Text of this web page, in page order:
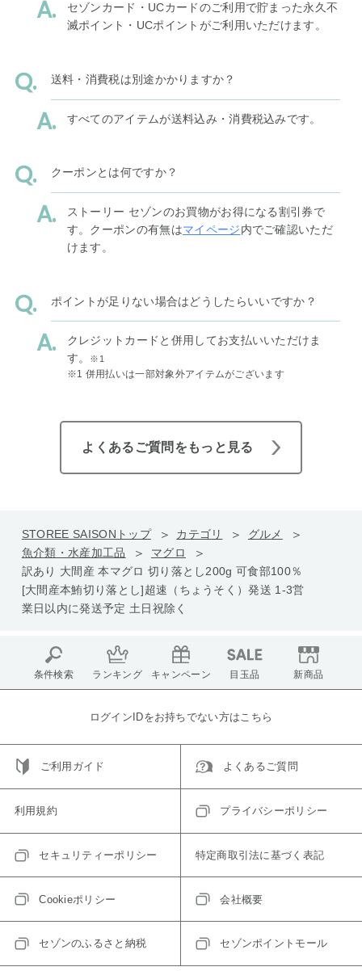
セゾンカード・UCカードのご利用で貯まった永久不
滅ポイント・UCポイントがご利用いただけます。
送料・消費税は別途かかりますか？
すべてのアイテムが送料込み・消費税込みです。
クーポンとは何ですか？
ストーリー セゾンのお買物がお得になる割引券で
す。クーポンの有無はマイページ内でご確認いただ
けます。
ポイントが足りない場合はどうしたらいいですか？
クレジットカードと併用してお支払いいただけま
す。
※1
※1 併用払いは一部対象外アイテムがございます
よくあるご質問をもっと見る
STOREE SAISONトップ カテゴリ
グルメ
魚介類・水産加工品
マグロ
訳あり 大間産 本マグロ 切り落とし200g 可食部100％
[大間産本鮪切り落とし]超速（ちょうそく）発送 1-3営
業日以内に発送予定 土日祝除く
条件検索 ランキング キャンペーン 目玉品 新商品
ログインIDをお持ちでない方はこちら
ご利用ガイド よくあるご質問
利用規約 プライバシーポリシー
セキュリティーポリシー 特定商取引法に基づく表記
Cookieポリシー 会社概要
セゾンのふるさと納税 セゾンポイントモール